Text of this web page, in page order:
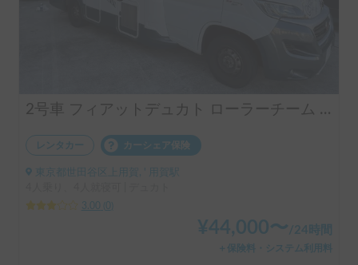
2号車 フィアットデュカト ローラーチーム ゼフィーロ 235LT
レンタカー カーシェア保険
東京都世田谷区上用賀, ' 用賀駅
3.00
¥44,000〜/24時間
＋保険料・システム利用料